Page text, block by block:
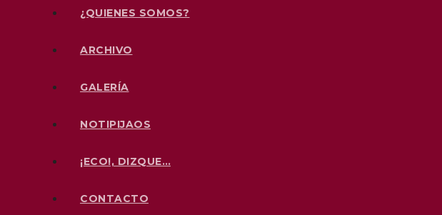
¿QUIENES SOMOS?
ARCHIVO
GALERÍA
NOTIPIJAOS
¡ECO!, DIZQUE…
CONTACTO